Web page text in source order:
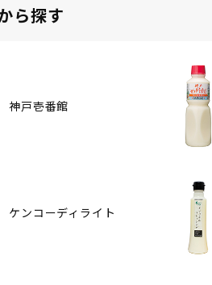
ら探す
神戸壱番館
ケンコーディライト